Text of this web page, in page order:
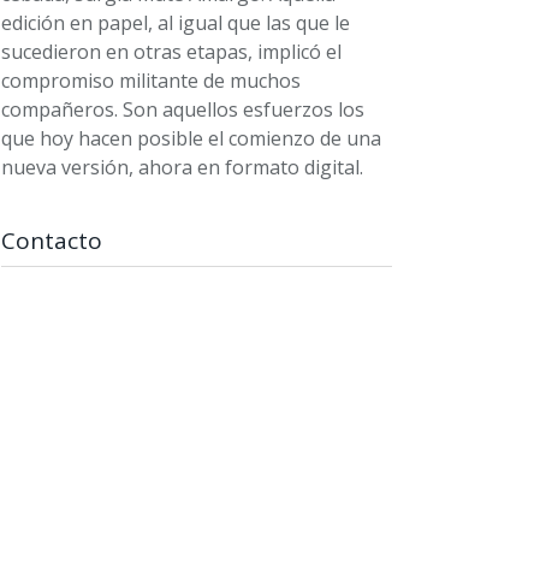
edición en papel, al igual que las que le
sucedieron en otras etapas, implicó el
compromiso militante de muchos
compañeros. Son aquellos esfuerzos los
que hoy hacen posible el comienzo de una
nueva versión, ahora en formato digital.
Contacto